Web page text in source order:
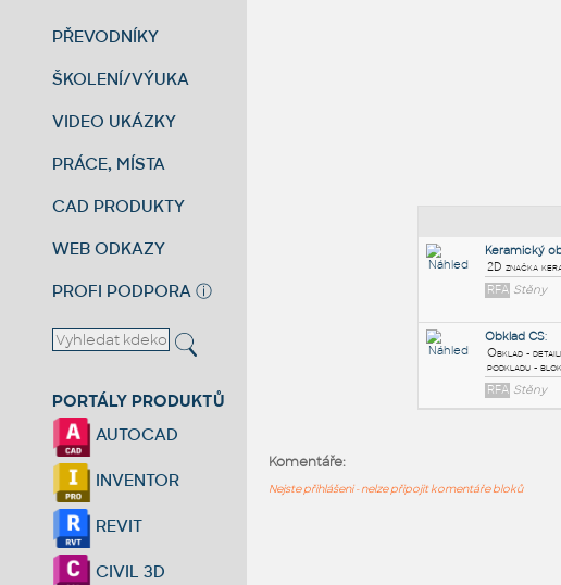
PŘEVODNÍKY
ŠKOLENÍ/VÝUKA
VIDEO UKÁZKY
PRÁCE, MÍSTA
CAD PRODUKTY
WEB ODKAZY
PROFI PODPORA ⓘ
PORTÁLY PRODUKTŮ
AUTOCAD
INVENTOR
REVIT
CIVIL 3D
Komentáře:
Nejste přihlášeni - nelze připojit komentáře bloků